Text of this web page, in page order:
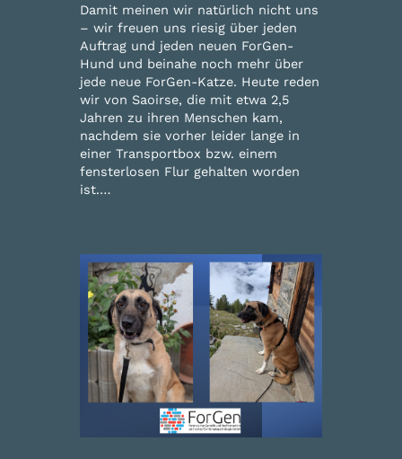
Damit meinen wir natürlich nicht uns
– wir freuen uns riesig über jeden
Auftrag und jeden neuen ForGen-
Hund und beinahe noch mehr über
jede neue ForGen-Katze. Heute reden
wir von Saoirse, die mit etwa 2,5
Jahren zu ihren Menschen kam,
nachdem sie vorher leider lange in
einer Transportbox bzw. einem
fensterlosen Flur gehalten worden
ist.…